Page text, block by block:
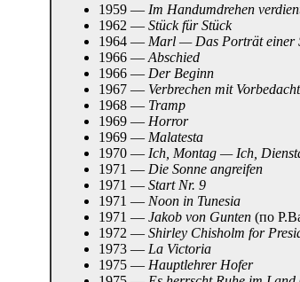
1959 — Im Handumdrehen
1962 — Stück für Stück
1964 — Marl — Das Porträt einer
1966 — Abschied
1966 — Der Beginn
1967 — Verbrechen mit Vorbedacht
1968 — Tramp
1969 — Horror
1969 — Malatesta
1970 — Ich, Montag — Ich,
1971 — Die Sonne angreifen
1971 — Start Nr. 9
1971 — Noon in Tunesia
1971 — Jakob von Gunten (по
1972 — Shirley Chisholm for
1973 — La Victoria
1975 — Hauptlehrer Hofer